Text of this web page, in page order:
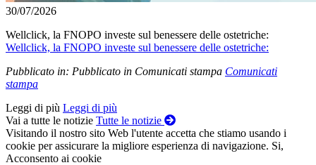
30/07/2026
Wellclick, la FNOPO investe sul benessere delle ostetriche:
Wellclick, la FNOPO investe sul benessere delle ostetriche:
Pubblicato in: Pubblicato in Comunicati stampa Comunicati
stampa
Leggi di più Leggi di più
Vai a tutte le notizie Tutte le notizie
Visitando il nostro sito Web l'utente accetta che stiamo usando i
cookie per assicurare la migliore esperienza di navigazione. Si,
Acconsento ai cookie